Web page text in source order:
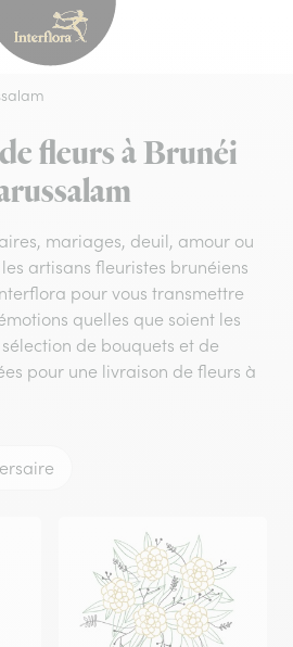
Interflora - livraison
fleurs
fleurs à Brunéi
mariages, deuil, amour ou
artisans fleuristes brunéiens
pour vous transmettre
quelles que soient les
de bouquets et de
pour une livraison de fleurs à